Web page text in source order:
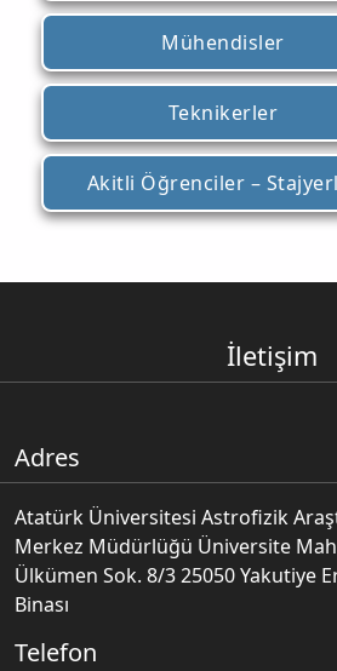
Mühendisler
Teknikerler
Akitli Öğrenciler –
İletişim
Adres
Atatürk Üniversitesi Astrofizik
Merkez Müdürlüğü Üniversite
Ülkümen Sok. 8/3 25050 Yakutiye
Binası
Telefon